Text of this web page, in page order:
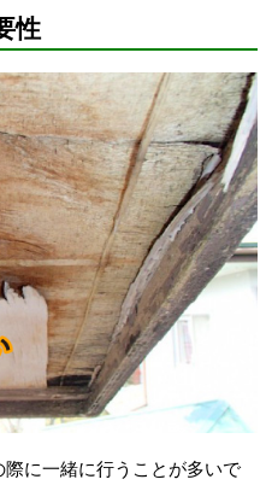
性
に一緒に行うことが多いで